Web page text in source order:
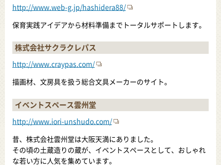
http://www.web-g.jp/hashidera88/
保育実践アイデアから材料準備までトータルサポートします。
株式会社サクラクレパス
http://www.craypas.com/
描画材、文房具を扱う総合文具メーカーのサイト。
イベントスペース雲州堂
http://www.iori-unshudo.com/
昔、株式会社雲州堂は大阪天満にありました。
その頃の土蔵造りの蔵が、イベントスペースとして、おしゃれ
な若い方に人気を集めています。